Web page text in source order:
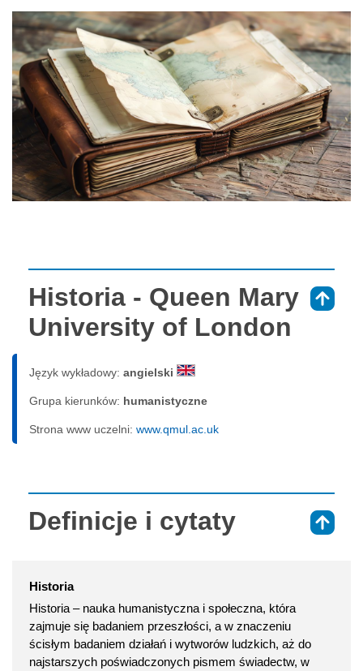
Historia - Queen Mary
University of London
Język wykładowy: angielski
Grupa kierunków: humanistyczne
Strona www uczelni: www.qmul.ac.uk
Definicje i cytaty
Historia
Historia – nauka humanistyczna i społeczna, która
zajmuje się badaniem przeszłości, a w znaczeniu
ścisłym badaniem działań i wytworów ludzkich, aż do
najstarszych poświadczonych pismem świadectw, w